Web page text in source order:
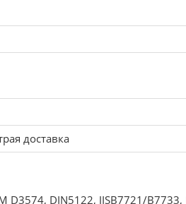
доставка
D3574, DIN5122, JISB7721/